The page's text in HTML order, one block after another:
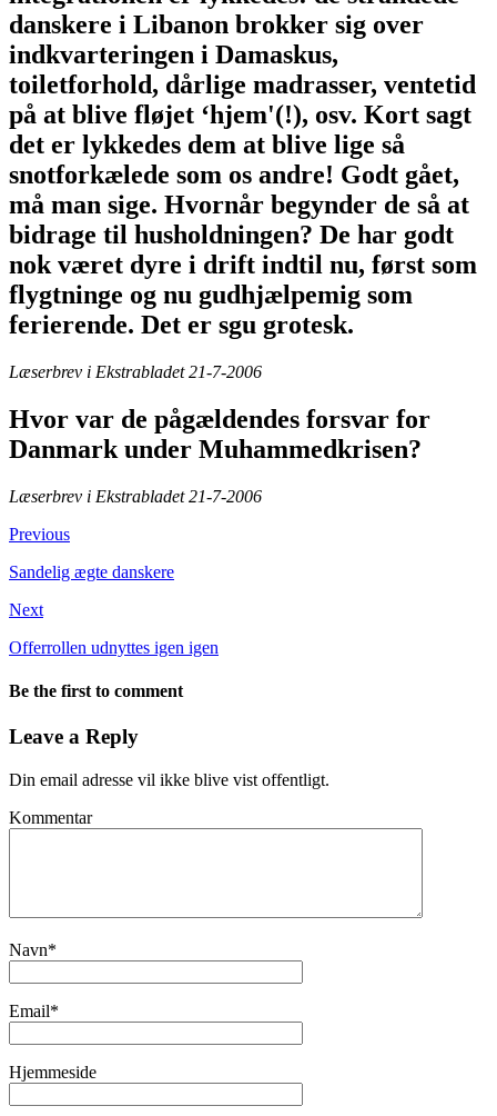
danskere i Libanon brokker sig over
indkvarteringen i Damaskus,
toiletforhold, dårlige madrasser, ventetid
på at blive fløjet ‘hjem'(!), osv. Kort sagt
det er lykkedes dem at blive lige så
snotforkælede som os andre! Godt gået,
må man sige. Hvornår begynder de så at
bidrage til husholdningen? De har godt
nok været dyre i drift indtil nu, først som
flygtninge og nu gudhjælpemig som
ferierende. Det er sgu grotesk.
Læserbrev i Ekstrabladet 21-7-2006
Hvor var de pågældendes forsvar for
Danmark under Muhammedkrisen?
Læserbrev i Ekstrabladet 21-7-2006
Previous
Sandelig ægte danskere
Next
Offerrollen udnyttes igen igen
Be the first to comment
Leave a Reply
Din email adresse vil ikke blive vist offentligt.
Kommentar
Navn*
Email*
Hjemmeside